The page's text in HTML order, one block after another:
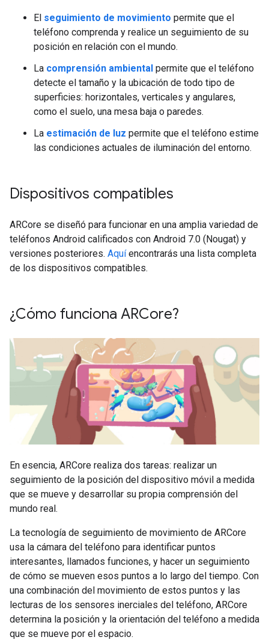
El seguimiento de movimiento permite que el
teléfono comprenda y realice un seguimiento de su
posición en relación con el mundo.
La comprensión ambiental permite que el teléfono
detecte el tamaño y la ubicación de todo tipo de
superficies: horizontales, verticales y angulares,
como el suelo, una mesa baja o paredes.
La estimación de luz permite que el teléfono estime
las condiciones actuales de iluminación del entorno.
Dispositivos compatibles
ARCore se diseñó para funcionar en una amplia variedad de
teléfonos Android calificados con Android 7.0 (Nougat) y
versiones posteriores. Aquíencontrarás una lista completa
de los dispositivos compatibles.
¿Cómo funciona ARCore?
En esencia, ARCore realiza dos tareas: realizar un
seguimiento de la posición del dispositivo móvil a medida
que se mueve y desarrollar su propia comprensión del
mundo real.
La tecnología de seguimiento de movimiento de ARCore
usa la cámara del teléfono para identificar puntos
interesantes, llamados funciones, y hacer un seguimiento
de cómo se mueven esos puntos a lo largo del tiempo. Con
una combinación del movimiento de estos puntos y las
lecturas de los sensores inerciales del teléfono, ARCore
determina la posición y la orientación del teléfono a medida
que se mueve por el espacio.